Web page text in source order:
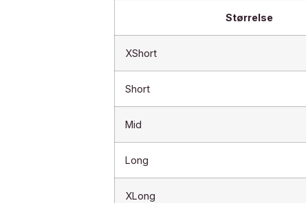
Størrelse
XShort
Short
Mid
Long
XLong